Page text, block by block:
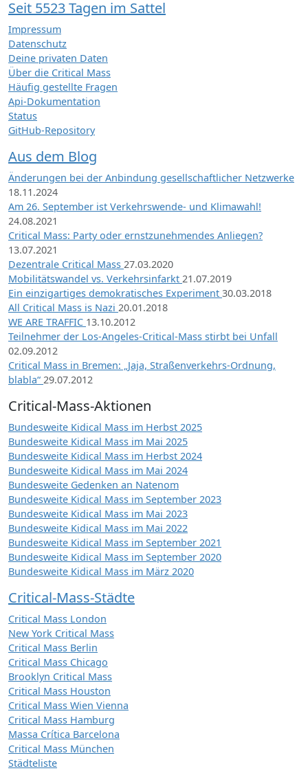
Seit 5523 Tagen im Sattel
Impressum
Datenschutz
Deine privaten Daten
Über die Critical Mass
Häufig gestellte Fragen
Api-Dokumentation
Status
GitHub-Repository
Aus dem Blog
Änderungen bei der Anbindung gesellschaftlicher Netzwerke
18.11.2024
Am 26. September ist Verkehrswende- und Klimawahl!
24.08.2021
Critical Mass: Party oder ernstzunehmendes Anliegen?
13.07.2021
Dezentrale Critical Mass 27.03.2020
Mobilitätswandel vs. Verkehrsinfarkt 21.07.2019
Ein einzigartiges demokratisches Experiment 30.03.2018
All Critical Mass is Nazi 20.01.2018
WE ARE TRAFFIC 13.10.2012
Teilnehmer der Los-Angeles-Critical-Mass stirbt bei Unfall
02.09.2012
Critical Mass in Bremen: „Jaja, Straßenverkehrs-Ordnung,
blabla“ 29.07.2012
Critical-Mass-Aktionen
Bundesweite Kidical Mass im Herbst 2025
Bundesweite Kidical Mass im Mai 2025
Bundesweite Kidical Mass im Herbst 2024
Bundesweite Kidical Mass im Mai 2024
Bundesweite Gedenken an Natenom
Bundesweite Kidical Mass im September 2023
Bundesweite Kidical Mass im Mai 2023
Bundesweite Kidical Mass im Mai 2022
Bundesweite Kidical Mass im September 2021
Bundesweite Kidical Mass im September 2020
Bundesweite Kidical Mass im März 2020
Critical-Mass-Städte
Critical Mass London
New York Critical Mass
Critical Mass Berlin
Critical Mass Chicago
Brooklyn Critical Mass
Critical Mass Houston
Critical Mass Wien Vienna
Critical Mass Hamburg
Massa Crítica Barcelona
Critical Mass München
Städteliste